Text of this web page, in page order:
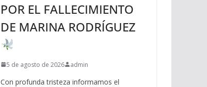
POR EL FALLECIMIENTO
DE MARINA RODRÍGUEZ
5 de agosto de 2026 admin
Con profunda tristeza informamos el